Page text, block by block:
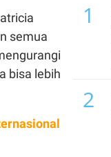
semua
bisa lebih
1
2